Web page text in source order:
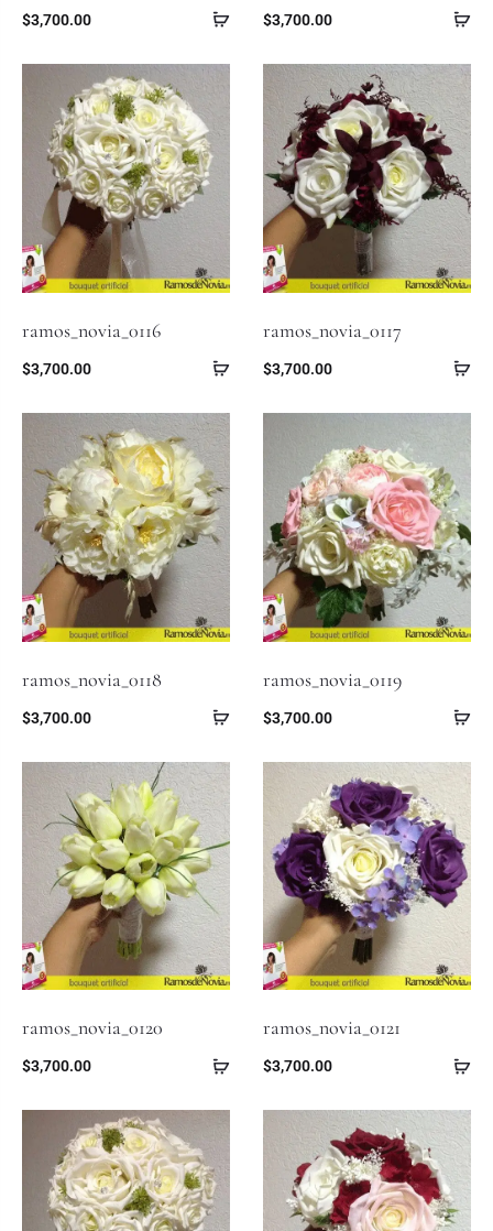
$3,700.00 $3,700.00
ramos_novia_0116
$3,700.00
ramos_novia_0117
$3,700.00
ramos_novia_0118
$3,700.00
ramos_novia_0119
$3,700.00
ramos_novia_0120
$3,700.00
ramos_novia_0121
$3,700.00